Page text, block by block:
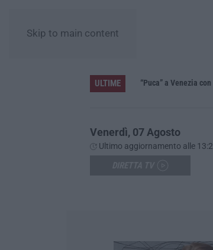
Skip to main content
ULTIME “Puca” a Venezia
Venerdì, 07 Agosto
Ultimo aggiornamento alle